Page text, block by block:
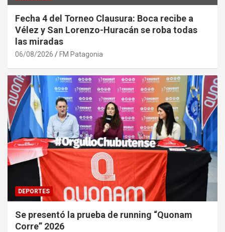
Fecha 4 del Torneo Clausura: Boca recibe a
Vélez y San Lorenzo-Huracán se roba todas
las miradas
06/08/2026 FM Patagonia
DEPORTES
Se presentó la prueba de running “Quonam
Corre” 2026